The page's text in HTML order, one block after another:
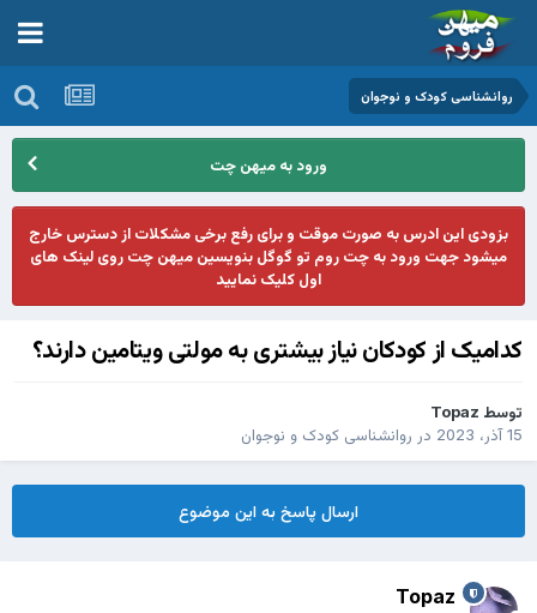
روانشناسی کودک و نوجوان
ورود به میهن چت
بزودی این ادرس به صورت موقت و برای رفع برخی مشکلات از دسترس خارج
میشود جهت ورود به چت روم تو گوگل بنویسین میهن چت روی لینک های
اول کلیک نمایید
کدامیک از کودکان نیاز بیشتری به مولتی ویتامین دارند؟
توسط Topaz
15 آذر، 2023
در روانشناسی کودک و نوجوان
ارسال پاسخ به این موضوع
Topaz